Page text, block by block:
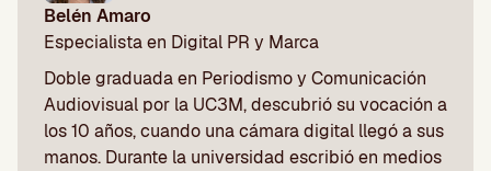
Belén Amaro
Especialista en Digital PR y Marca
Doble graduada en Periodismo y Comunicación
Audiovisual por la UC3M, descubrió su vocación a
los 10 años, cuando una cámara digital llegó a sus
manos. Durante la universidad escribió en medios